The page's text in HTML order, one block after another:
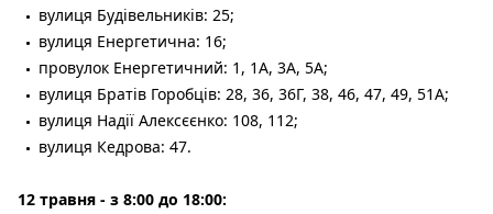
вулиця Будівельників: 25;
вулиця Енергетична: 16;
провулок Енергетичний: 1, 1А, 3А, 5А;
вулиця Братів Горобців: 28, 36, 36Г, 38, 46, 47, 49, 51А;
вулиця Надії Алексєєнко: 108, 112;
вулиця Кедрова: 47.
12 травня - з 8:00 до 18:00: